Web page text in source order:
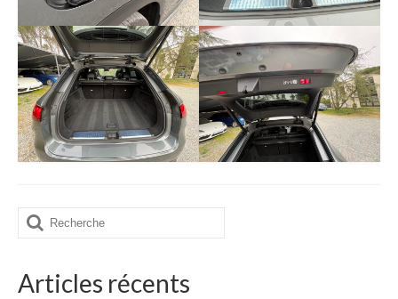
Rechercher
:
Articles récents